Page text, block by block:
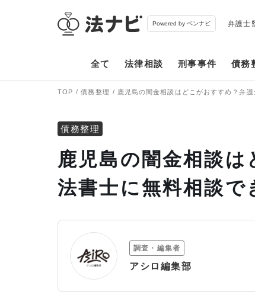
Powered by ベンナビ 弁護士
全て 法律相談 刑事事件 債務
TOP 債務整理 鹿児島の闇金相談はどこがおすすめ？弁
債務整理
鹿児島の闇金相談は
法書士に無料相談で
調査・編集者
アシロ編集部